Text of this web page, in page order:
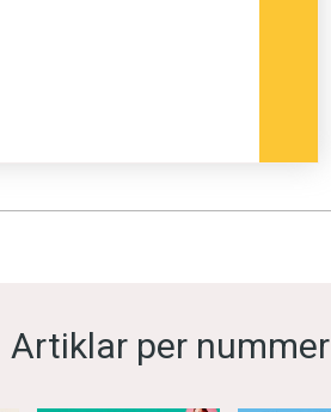
Artiklar per nummer